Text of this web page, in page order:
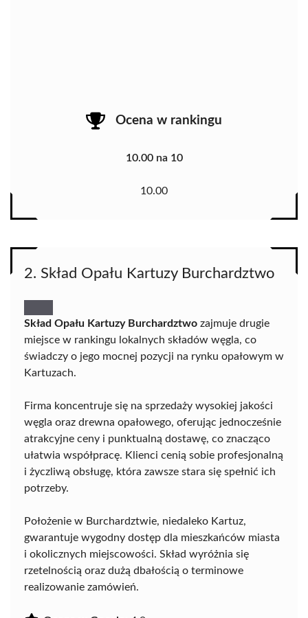
Ocena w rankingu
10.00 na 10
10.00
2. Skład Opału Kartuzy Burchardztwo
Skład Opału Kartuzy Burchardztwo zajmuje drugie
miejsce w rankingu lokalnych składów węgla, co
świadczy o jego mocnej pozycji na rynku opałowym w
Kartuzach.
Firma koncentruje się na sprzedaży wysokiej jakości
węgla oraz drewna opałowego, oferując jednocześnie
atrakcyjne ceny i punktualną dostawę, co znacząco
ułatwia współpracę. Klienci cenią sobie profesjonalną
i życzliwą obsługę, która zawsze stara się spełnić ich
potrzeby.
Położenie w Burchardztwie, niedaleko Kartuz,
gwarantuje wygodny dostęp dla mieszkańców miasta
i okolicznych miejscowości. Skład wyróżnia się
rzetelnością oraz dużą dbałością o terminowe
realizowanie zamówień.